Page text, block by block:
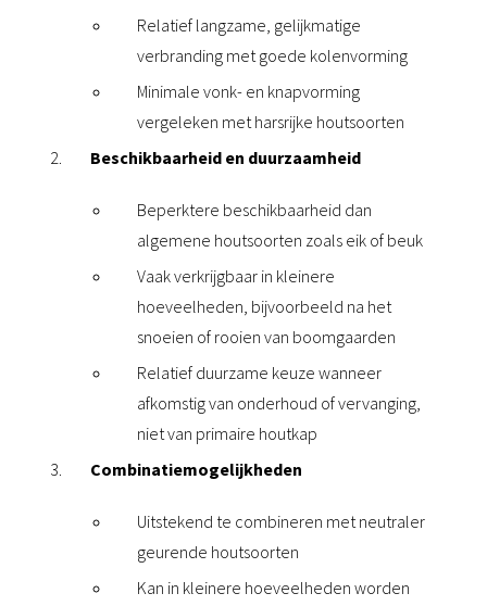
Relatief langzame, gelijkmatige
verbranding met goede kolenvorming
Minimale vonk- en knapvorming
vergeleken met harsrijke houtsoorten
Beschikbaarheid en duurzaamheid
Beperktere beschikbaarheid dan
algemene houtsoorten zoals eik of beuk
Vaak verkrijgbaar in kleinere
hoeveelheden, bijvoorbeeld na het
snoeien of rooien van boomgaarden
Relatief duurzame keuze wanneer
afkomstig van onderhoud of vervanging,
niet van primaire houtkap
Combinatiemogelijkheden
Uitstekend te combineren met neutraler
geurende houtsoorten
Kan in kleinere hoeveelheden worden